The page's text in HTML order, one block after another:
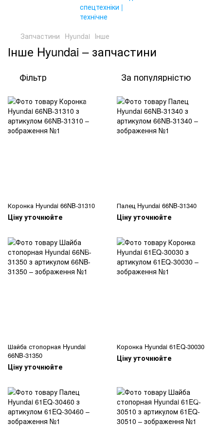
Запчастини Hyundai Інше
Інше Hyundai – запчастини
Фільтр За популярністю
Коронка Hyundai 66NB-31310
Ціну уточнюйте
Палец Hyundai 66NB-31340
Ціну уточнюйте
Шайба стопорная Hyundai
66NB-31350
Ціну уточнюйте
Коронка Hyundai 61EQ-30030
Ціну уточнюйте